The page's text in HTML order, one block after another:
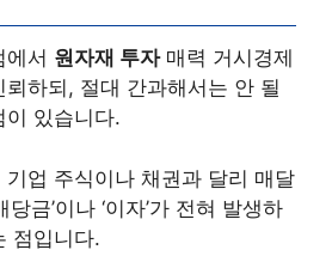
서 원자재 투자매력 거시경제
하되, 절대 간과해서는 안 될
이 있습니다.
기업 주식이나 채권과 달리 매달
금’이나 ‘이자’가 전혀 발생하
점입니다.